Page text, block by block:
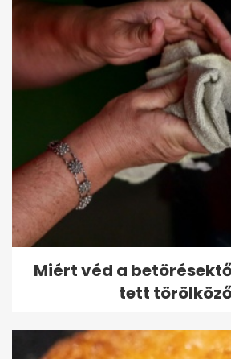
Miért véd a
tett